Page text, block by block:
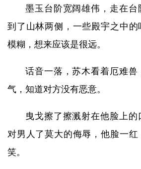
墨玉台阶宽阔雄伟，走在台
到了山林两侧，一些殿宇之中的
模糊，想来应该是很远。
话音一落，苏木看着厄难兽
气，知道对方没有恶意。
曳戈擦了擦溅射在他脸上
对男人了莫大的侮辱，他脸一红
笑。